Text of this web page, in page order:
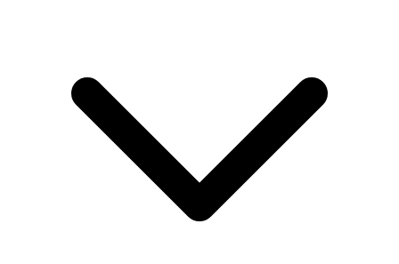
Penge méretei:
Keménység:
ABS műanyag
165 mm
További információk:
szerelőszem a zsinór/biztonsági pánt
kupak penge letörővel